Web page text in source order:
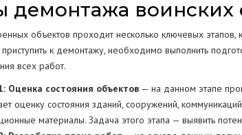
демонтажа воинских
объектов проходит несколько ключевых
к демонтажу, необходимо выполнить
всех работ.
Оценка состояния объектов — на данном этапе
оценку состояния зданий, сооружений,
материалы. Задача этого этапа — выявить